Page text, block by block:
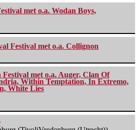
met o.a. Wodan Boys,
Festival met o.a. Collignon
met o.a. Auger, Clan Of
Within Temptation, In Extremo,
White Lies